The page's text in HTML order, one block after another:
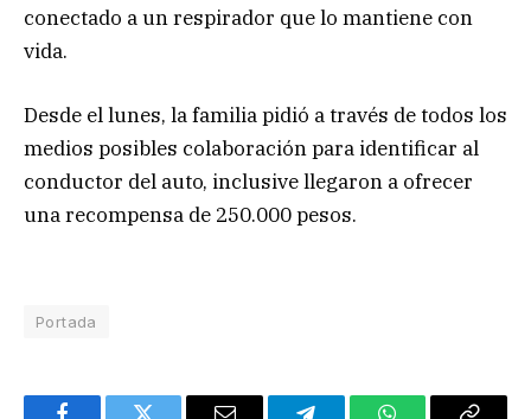
conectado a un respirador que lo mantiene con
vida.
Desde el lunes, la familia pidió a través de todos los
medios posibles colaboración para identificar al
conductor del auto, inclusive llegaron a ofrecer
una recompensa de 250.000 pesos.
Portada